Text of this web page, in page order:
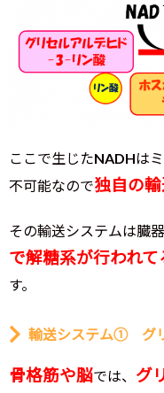
ここで生じたNADHは
不可能なので独自の
その輸送システムは臓
で解糖系が行われ
す。
輸送システム① グ
骨格筋や脳では、 グ